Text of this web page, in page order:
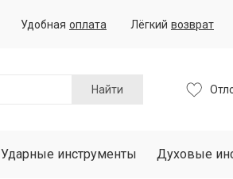
Удобная оплата Лёгкий возврат
Найти
Ударные инструменты Духовые